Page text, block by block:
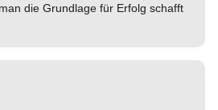
die Grundlage für Erfolg schafft